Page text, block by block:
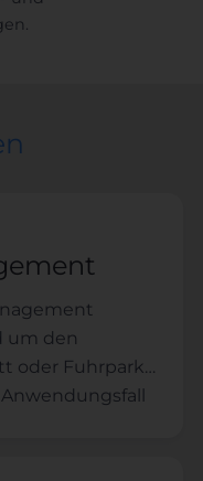
um den
oder Fuhrpark -